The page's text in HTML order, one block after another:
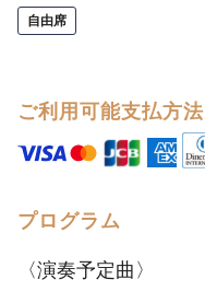
自由席
ご利用可能支払方法
プログラム
〈演奏予定曲〉